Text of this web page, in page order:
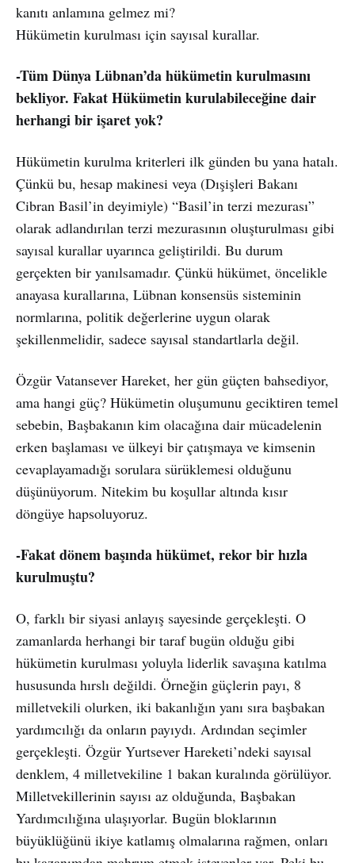
kanıtı anlamına gelmez mi?
Hükümetin kurulması için sayısal kurallar.
-Tüm Dünya Lübnan’da hükümetin kurulmasını
bekliyor. Fakat Hükümetin kurulabileceğine dair
herhangi bir işaret yok?
Hükümetin kurulma kriterleri ilk günden bu yana hatalı.
Çünkü bu, hesap makinesi veya (Dışişleri Bakanı
Cibran Basil’in deyimiyle) “Basil’in terzi mezurası”
olarak adlandırılan terzi mezurasının oluşturulması gibi
sayısal kurallar uyarınca geliştirildi. Bu durum
gerçekten bir yanılsamadır. Çünkü hükümet, öncelikle
anayasa kurallarına, Lübnan konsensüs sisteminin
normlarına, politik değerlerine uygun olarak
şekillenmelidir, sadece sayısal standartlarla değil.
Özgür Vatansever Hareket, her gün güçten bahsediyor,
ama hangi güç? Hükümetin oluşumunu geciktiren temel
sebebin, Başbakanın kim olacağına dair mücadelenin
erken başlaması ve ülkeyi bir çatışmaya ve kimsenin
cevaplayamadığı sorulara sürüklemesi olduğunu
düşünüyorum. Nitekim bu koşullar altında kısır
döngüye hapsoluyoruz.
-Fakat dönem başında hükümet, rekor bir hızla
kurulmuştu?
O, farklı bir siyasi anlayış sayesinde gerçekleşti. O
zamanlarda herhangi bir taraf bugün olduğu gibi
hükümetin kurulması yoluyla liderlik savaşına katılma
hususunda hırslı değildi. Örneğin güçlerin payı, 8
milletvekili olurken, iki bakanlığın yanı sıra başbakan
yardımcılığı da onların payıydı. Ardından seçimler
gerçekleşti. Özgür Yurtsever Hareketi’ndeki sayısal
denklem, 4 milletvekiline 1 bakan kuralında görülüyor.
Milletvekillerinin sayısı az olduğunda, Başbakan
Yardımcılığına ulaşıyorlar. Bugün bloklarının
büyüklüğünü ikiye katlamış olmalarına rağmen, onları